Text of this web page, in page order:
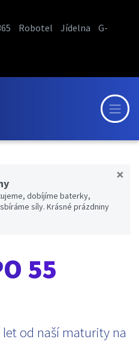
Robotel Jídelna
G-
×
dobíjíme baterky,
síly. Krásné prázdniny
55
od naší maturity na